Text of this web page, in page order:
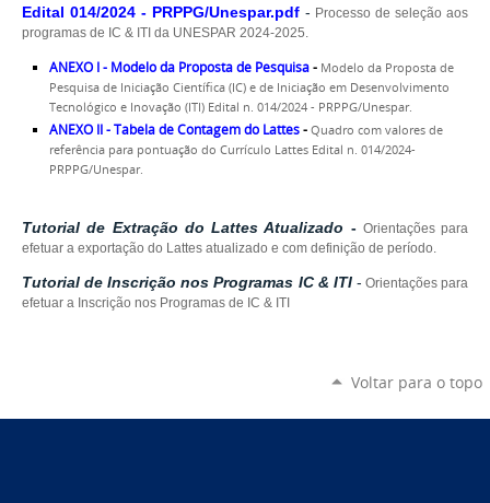
Edital 014/2024 - PRPPG/Unespar.pdf - Processo de seleção aos
programas de IC & ITI da UNESPAR 2024-2025.
ANEXO I - Modelo da Proposta de Pesquisa- Modelo da Proposta de
Pesquisa de Iniciação Científica (IC) e de Iniciação em Desenvolvimento
Tecnológico e Inovação (ITI) Edital n. 014/2024 - PRPPG/Unespar.
ANEXO II - Tabela de Contagem do Lattes- Quadro com valores de
referência para pontuação do Currículo Lattes Edital n. 014/2024-
PRPPG/Unespar.
Tutorial de Extração do Lattes Atualizado - Orientações para
efetuar a exportação do Lattes atualizado e com definição de período.
Tutorial de Inscrição nos Programas IC & ITI- Orientações para
efetuar a Inscrição nos Programas de IC & ITI
Voltar para o topo